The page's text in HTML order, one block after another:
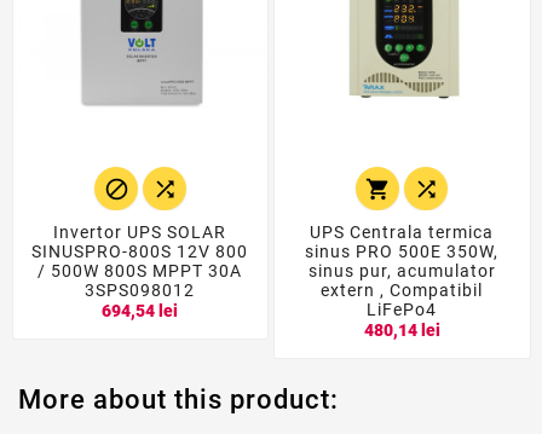
 
Invertor UPS SOLAR
SINUSPRO-800S 12V 800
/ 500W 800S MPPT 30A
3SPS098012
694,54 lei
 
UPS Centrala termica
sinus PRO 500E 350W,
sinus pur, acumulator
extern , Compatibil
LiFePo4
480,14 lei
More about this product: